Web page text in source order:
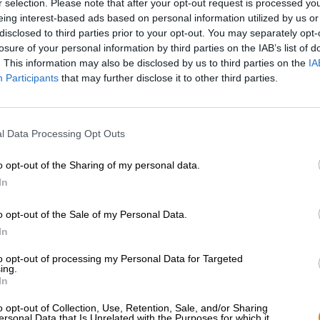
selection. Please note that after your opt-out request is processed
interest-based ads based on personal information utilized by us
to third parties prior to your opt-out. You may separately
of your personal information by third parties on the IAB’s list of
This information may also be disclosed by us to third parties on the
Participants that may further disclose it to other third parties.
Data Processing Opt Outs
opt-out of the Sharing of my personal data.
opt-out of the Sale of my Personal Data.
opt-out of processing my Personal Data for Targeted
opt-out of Collection, Use, Retention, Sale, and/or Sharing
* Prijzen zijn inclusief wettelijke BTW. PlusScheepvaartplus
* Prijzen zijn inclusief accijns
Omschrijving Info Beoordelingen (5)
De Nederlandse brouwerij Emelisse staat bekend om
een goed voorbeeld van het enthousiasme van de
Als we stereotypen mogen geloven, zijn mannen geen
zoetekauw zijn meestal vrouwelijk en de meesters van
biertje in plaats van een zoete caloriebom. Voor alle
hebben wij de oplossing: Forest Fruit Stout.
Forest Fruit Stout wordt vaak omschreven als een
kastanjebruine bier met een heerlijk romige
zodra je het schenkt. De aroma's van wilde bessen
alsof je geen bier in je glas hebt gedaan, maar een
bessenindruk is niet bedrieglijk: de Forest Fruit Stout
donkere bessen, bramen en bosbessen. Terwijl je